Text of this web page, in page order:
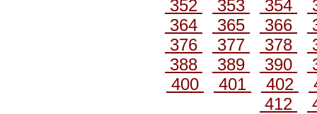
352
353 354
364
365 366
376
377 378
388
389 390
400
401 402
412